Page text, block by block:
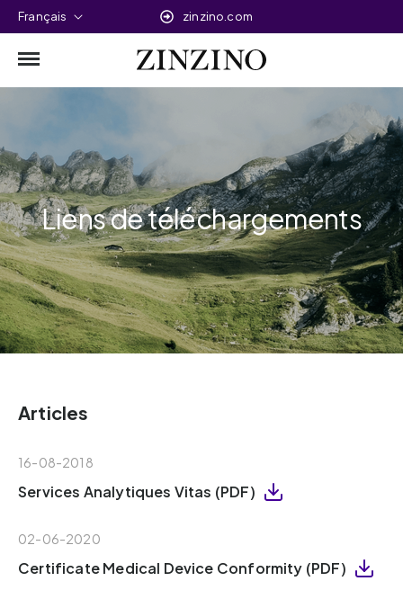
Français zinzino.com
Liens de téléchargements
Articles
16-08-2018
Services Analytiques Vitas (PDF)
02-06-2020
Certificate Medical Device Conformity (PDF)